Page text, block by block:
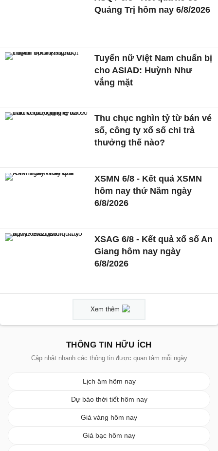
Quảng Trị hôm nay 6/8/2026
Tuyển nữ Việt Nam chuẩn bị
cho ASIAD: Huỳnh Như
vắng mặt
Thu chục nghìn tỷ từ bán vé
số, công ty xổ số chi trả
thưởng thế nào?
XSMN 6/8 - Kết quả XSMN
hôm nay thứ Năm ngày
6/8/2026
XSAG 6/8 - Kết quả xổ số An
Giang hôm nay ngày
6/8/2026
Xem thêm
THÔNG TIN HỮU ÍCH
Cập nhật nhanh các thông tin được quan tâm mỗi ngày
Lịch âm hôm nay
Dự báo thời tiết hôm nay
Giá vàng hôm nay
Giá bạc hôm nay